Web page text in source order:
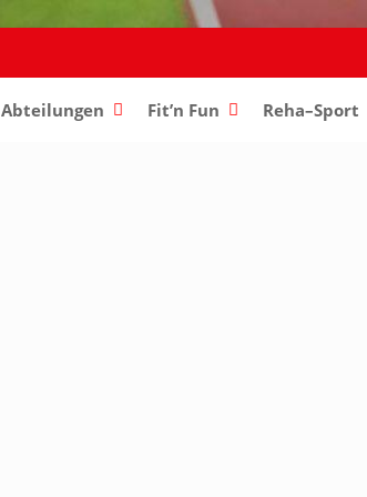
Abteilungen Fit’n Fun Reha–Sport